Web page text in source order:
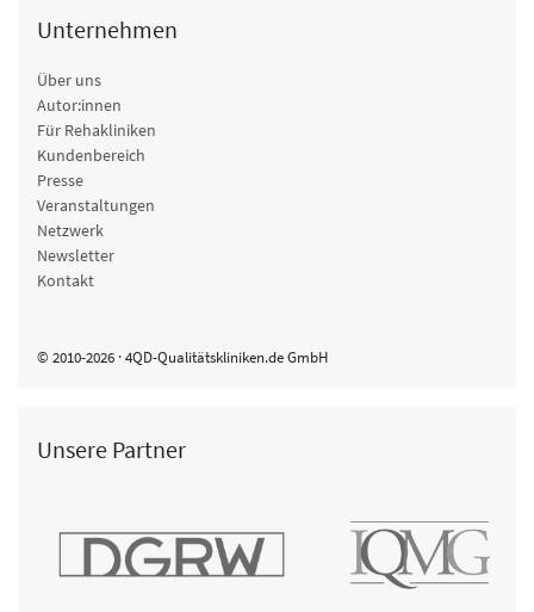
Unternehmen
Über uns
Autor:innen
Für Rehakliniken
Kundenbereich
Presse
Veranstaltungen
Netzwerk
Newsletter
Kontakt
© 2010-2026 · 4QD-Qualitätskliniken.de GmbH
Unsere Partner